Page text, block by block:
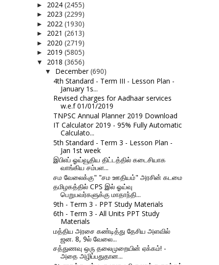
► 2024 (2455)
► 2023 (2299)
► 2022 (1930)
► 2021 (2613)
► 2020 (2719)
► 2019 (5805)
▼ 2018 (3656)
▼ December(690)
4th Standard - Term III - Lesson Plan -
January 1s...
Revised charges for Aadhaar services
w.e.f 01/01/2019
TNPSC Annual Planner 2019 Download
IT Calculator 2019 - 95% Fully Automatic
Calculato...
5th Standard - Term 3 - Lesson Plan -
Jan 1st week
இபிஎப் ஓய்வூதிய திட்டத்தில் கடைசியாக
வாங்கிய சம்பள...
சம வேலைக்கு" "சம ஊதியம்" அரசின் கடமை
தமிழகத்தில் CPS இல் ஓய்வு
பெறுபவர்களுக்கு மாதாந்தி...
9th - Term 3 - PPT Study Materials
6th - Term 3 - All Units PPT Study
Materials
மத்திய அரசை கண்டித்து தேசிய அளவில்
ஜன. 8, 9ல் வேலை...
சத்துணவு ஒரு தலைமுறையின் ஏக்கம்! -
அதை அழிப்பதுதான...